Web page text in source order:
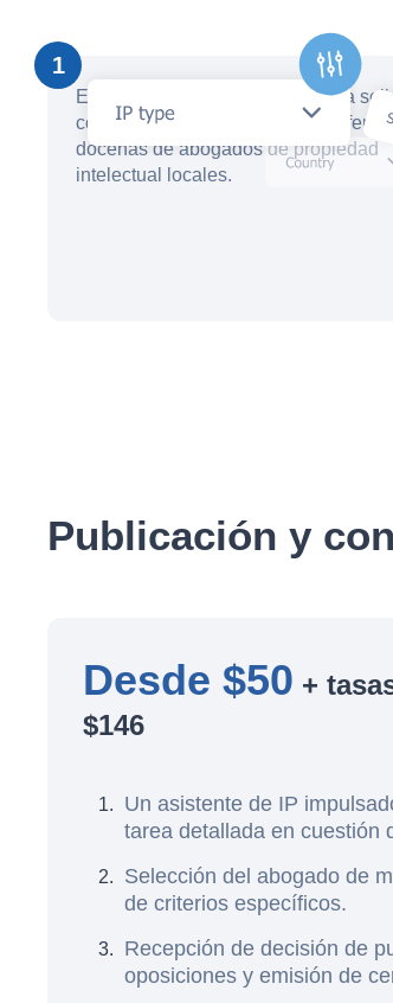
1
En cuestión de minutos, cree una
con un asistente de IA y reciba
docenas de abogados de propiedad
intelectual locales.
Publicación y
Desde $50 +
$146
Un asistente de IP
tarea detallada en cuestión
Selección del abogado de
de criterios específicos.
Recepción de decisión de
oposiciones y emisión de